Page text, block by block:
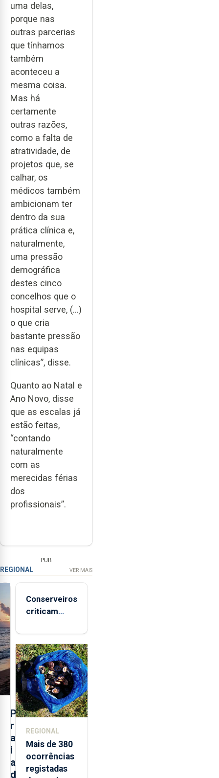
uma delas,
porque nas
outras parcerias
que tínhamos
também
aconteceu a
mesma coisa.
Mas há
certamente
outras razões,
como a falta de
atratividade, de
projetos que, se
calhar, os
médicos também
ambicionam ter
dentro da sua
prática clínica e,
naturalmente,
uma pressão
demográfica
destes cinco
concelhos que o
hospital serve, (…)
o que cria
bastante pressão
nas equipas
clínicas”, disse.
Quanto ao Natal e
Ano Novo, disse
que as escalas já
estão feitas,
“contando
naturalmente
com as
merecidas férias
dos
profissionais”.
PUB
REGIONAL VER MAIS
P
r
a
i
a
d
Conserveiros
criticam
brancas com
selo Marca
Açores
REGIONAL
Mais de 380
ocorrências
registadas